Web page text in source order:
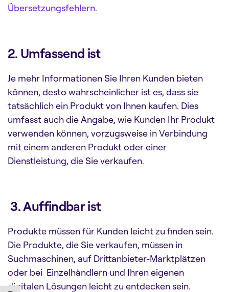
Übersetzungsfehlern.
2. Umfassend ist
Je mehr Informationen Sie Ihren Kunden bieten
können, desto wahrscheinlicher ist es, dass sie
tatsächlich ein Produkt von Ihnen kaufen. Dies
umfasst auch die Angabe, wie Kunden Ihr Produkt
verwenden können, vorzugsweise in Verbindung
mit einem anderen Produkt oder einer
Dienstleistung, die Sie verkaufen.
3. Auffindbar ist
Produkte müssen für Kunden leicht zu finden sein.
Die Produkte, die Sie verkaufen, müssen in
Suchmaschinen, auf Drittanbieter-Marktplätzen
oder bei Einzelhändlern und Ihren eigenen
digitalen Lösungen leicht zu entdecken sein.